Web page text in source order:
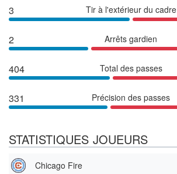
3 Tir à l'extérieur du cadre
2 Arrêts gardien
404 Total des passes
331 Précision des passes
STATISTIQUES JOUEURS
Chicago Fire